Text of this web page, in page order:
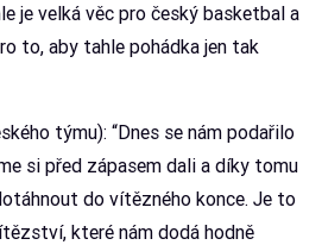
je velká věc pro český basketbal a
to, aby tahle pohádka jen tak
týmu): “Dnes se nám podařilo
si před zápasem dali a díky tomu
do vítězného konce. Je to
které nám dodá hodně